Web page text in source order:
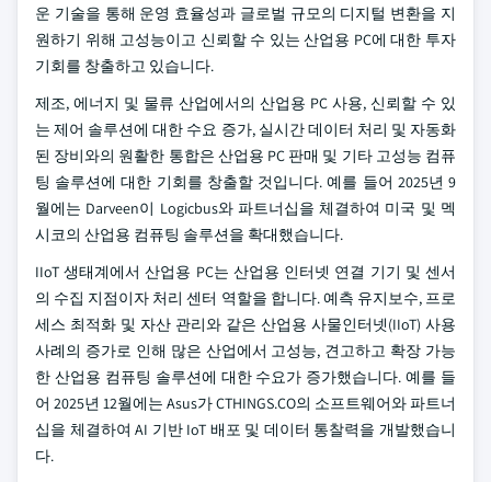
운 기술을 통해 운영 효율성과 글로벌 규모의 디지털 변환을 지
원하기 위해 고성능이고 신뢰할 수 있는 산업용 PC에 대한 투자
기회를 창출하고 있습니다.
제조, 에너지 및 물류 산업에서의 산업용 PC 사용, 신뢰할 수 있
는 제어 솔루션에 대한 수요 증가, 실시간 데이터 처리 및 자동화
된 장비와의 원활한 통합은 산업용 PC 판매 및 기타 고성능 컴퓨
팅 솔루션에 대한 기회를 창출할 것입니다. 예를 들어 2025년 9
월에는 Darveen이 Logicbus와 파트너십을 체결하여 미국 및 멕
시코의 산업용 컴퓨팅 솔루션을 확대했습니다.
IIoT 생태계에서 산업용 PC는 산업용 인터넷 연결 기기 및 센서
의 수집 지점이자 처리 센터 역할을 합니다. 예측 유지보수, 프로
세스 최적화 및 자산 관리와 같은 산업용 사물인터넷(IIoT) 사용
사례의 증가로 인해 많은 산업에서 고성능, 견고하고 확장 가능
한 산업용 컴퓨팅 솔루션에 대한 수요가 증가했습니다. 예를 들
어 2025년 12월에는 Asus가 CTHINGS.CO의 소프트웨어와 파트너
십을 체결하여 AI 기반 IoT 배포 및 데이터 통찰력을 개발했습니
다.